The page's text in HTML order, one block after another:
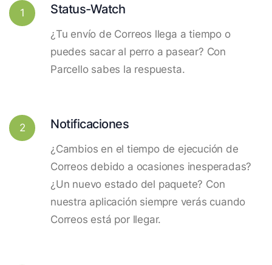
1 Status-Watch
¿Tu envío de Correos llega a tiempo o
puedes sacar al perro a pasear? Con
Parcello sabes la respuesta.
2 Notificaciones
¿Cambios en el tiempo de ejecución de
Correos debido a ocasiones inesperadas?
¿Un nuevo estado del paquete? Con
nuestra aplicación siempre verás cuando
Correos está por llegar.